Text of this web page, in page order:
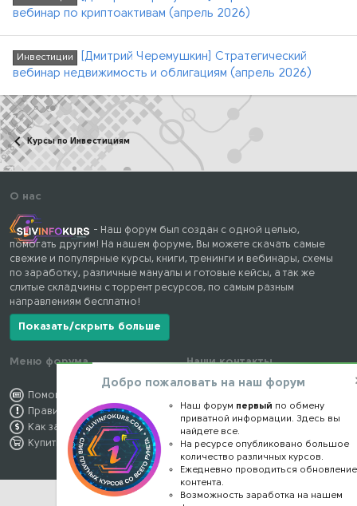
вебинар по криптоактивам (апрель 2026)
Инвестиции
[Дмитрий Черемушкин] Стратегический
вебинар недвижимость и облигациям (апрель 2026)
Курсы по Инвестициям
О нас
- Наш форум был создан с одной целью,
помогать другим! На нашем форуме, Вы можете скачать самые
свежие и популярные курсы, книги, тренинги и вебинары, схемы
по заработку, различные мануалы и готовые кейсы, а так же
слитые складчины с торрент ресурсов, по самым разным
направлениям бесплатно!
Показать/скрыть больше
Меню форума
Помощь по форуму
Правила форума
Как заработать
Купить премиум
Наши контакты
Обратная связь
Конфиденциальность
Правообладателям
Добро пожаловать на наш форум
Наш форум первый по обмену
приватной информации. Здесь вы
найдете все.
На ресурсе опубликовано большое
количество различных курсов.
Ежедневно проводиться обновление
контента.
Возможность заработка на нашем